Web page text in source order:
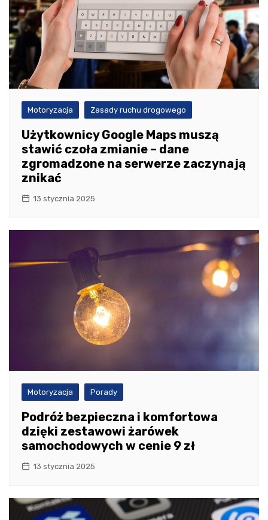
Motoryzacja Zasady ruchu drogowego
Użytkownicy Google Maps muszą
stawić czoła zmianie – dane
zgromadzone na serwerze zaczynają
znikać
13 stycznia 2025
Motoryzacja Porady
Podróż bezpieczna i komfortowa
dzięki zestawowi żarówek
samochodowych w cenie 9 zł
13 stycznia 2025